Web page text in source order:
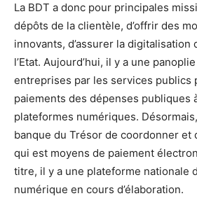
La BDT a donc pour principales
dépôts de la clientèle, d’offrir des
innovants, d’assurer la digitalisation
l’Etat. Aujourd’hui, il y a une
entreprises par les services publics
paiements des dépenses publiques
plateformes numériques.
banque du Trésor de coordonner et
qui est moyens de paiement
titre, il y a une plateforme nationale
numérique en cours d’élaboration.